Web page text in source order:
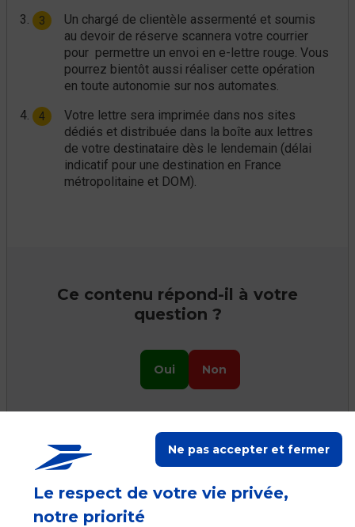
Le respect de votre vie privée,
notre priorité
Ne pas accepter et fermer
Un chargé de clientèle assermenté et soumis
au devoir de réserve scannera votre courrier
pour permettre un envoi en e-lettre rouge. Vous
pourrez bientôt aussi réaliser cette opération
en toute autonomie sur nos automates.
Votre lettre sera imprimée dans nos sites
dédiés et distribuée dans la boîte aux lettres
de votre destinataire dès le lendemain (délai
indicatif pour une destination en France
métropolitaine et DOM).
Ce contenu répond-il à votre
question ?
Oui Non
Ceci peut vous aider